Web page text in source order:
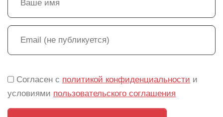
Согласен с политикой конфиденциальности и
условиями пользовательского соглашения